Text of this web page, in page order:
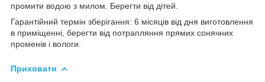
промити водою з милом. Берегти від дітей.
Гарантійний термін зберігання: 6 місяців від дня виготовлення
в приміщенні, берегти від потрапляння прямих сонячних
променів і вологи.
Приховати